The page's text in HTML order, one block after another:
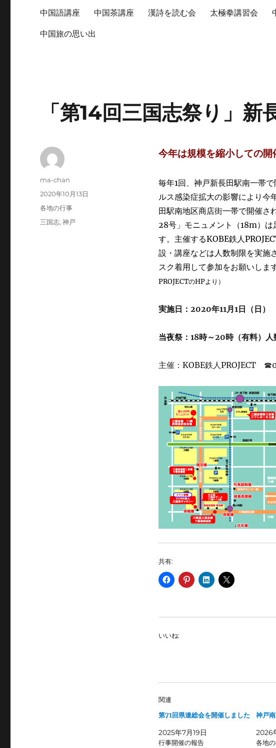
中国語講座 中国茶講座 漢詩を読む会 太極拳講習会
中国旅の思い出
「第14回三国志祭り」
今年は規模を縮小しての開
毎年1回、神戸新長田駅南一帯
ルス感染症拡大の影響により今
田駅南地区商店街一帯で開催さ
28号」モニュメント（18m）
す。主催するKOBE鉄人
設・講座などは人数制限を実施
スク着用して参加をお願いしま
PROJECTのHPより）
実施日：2020年11月1日（日）
当夜祭：18時～20時（有料）人
主催：KOBE鉄人PROJECT
共有:
いいね:
関連
第71回県連総会を開催しました
2025年7月19日
行事開催の報告
神戸
2026
各地
投
ma-chan
投
稿
2020年10月13日
カ
テ
各地の行事
タ
三国志,神戸